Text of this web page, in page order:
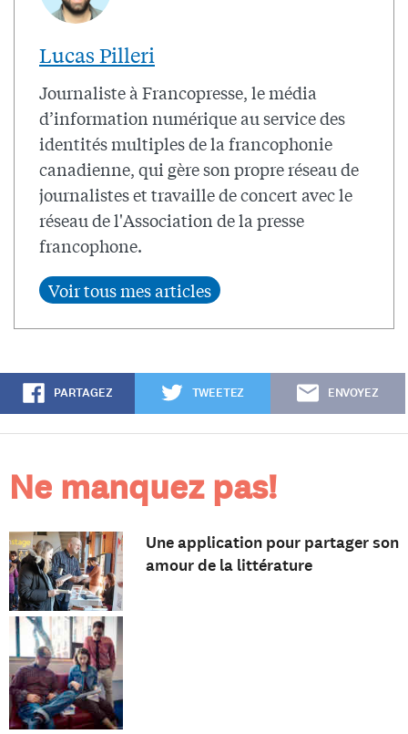
Lucas Pilleri
Journaliste à Francopresse, le média
d’information numérique au service des
identités multiples de la francophonie
canadienne, qui gère son propre réseau de
journalistes et travaille de concert avec le
réseau de l'Association de la presse
francophone.
PARTAGEZ TWEETEZ ENVOYEZ
Ne manquez pas!
Une application pour partager son
amour de la littérature